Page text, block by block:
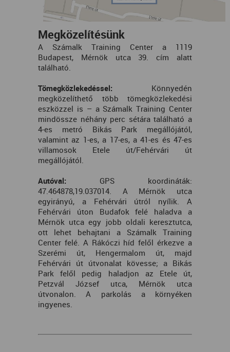
Megközelítésünk
A Számalk Training Center a 1119
Budapest, Mérnök utca 39. cím alatt
található.
Tömegközlekedéssel: Könnyedén
megközelíthető több tömegközlekedési
eszközzel is – a Számalk Training Center
mindössze néhány perc sétára található a
4-es metró Bikás Park megállójától,
valamint az 1-es, a 17-es, a 41-es és 47-es
villamosok Etele út/Fehérvári út
megállójától.
Autóval: GPS koordináták:
47.464878,19.037014. A Mérnök utca
egyirányú, a Fehérvári útról nyílik. A
Fehérvári úton Budafok felé haladva a
Mérnök utca egy jobb oldali keresztutca,
ott lehet behajtani a Számalk Training
Center felé. A Rákóczi híd felől érkezve a
Szerémi út, Hengermalom út, majd
Fehérvári út útvonalat kövesse; a Bikás
Park felől pedig haladjon az Etele út,
Petzvál József utca, Mérnök utca
útvonalon. A parkolás a környéken
ingyenes.